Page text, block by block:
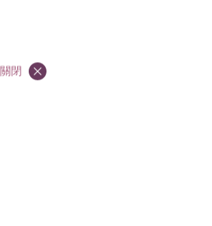
膽固醇是身體的必要元素，可
指數控制於安全水平。但是否
歐洲心臟協會（ESC）早前發
中，全都將壞膽固醇的數字降
急性心血管疾病，例如是心肌
一直以來，指南都是建議按患
關閉